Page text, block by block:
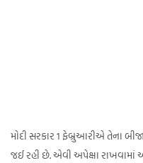
મોદી સરકાર 1 ફેબ્રુઆરીએ તેના
જઈ રહી છે. એવી અપેક્ષા